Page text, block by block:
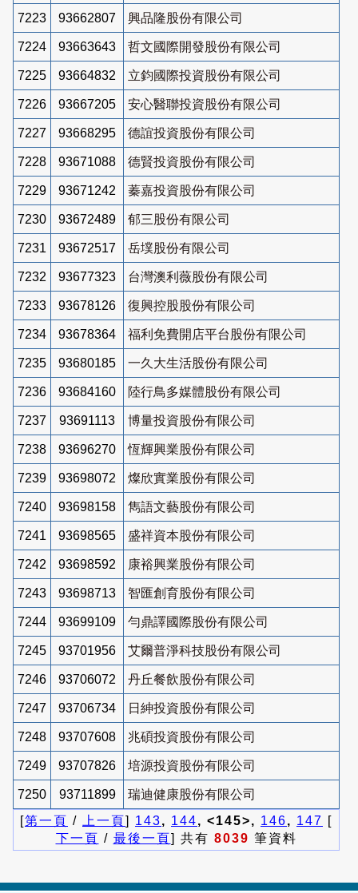
7223 93662807 興品隆股份有限公司
7224 93663643 哲文國際開發股份有限公司
7225 93664832 立鈞國際投資股份有限公司
7226 93667205 安心醫聯投資股份有限公司
7227 93668295 德誼投資股份有限公司
7228 93671088 德賢投資股份有限公司
7229 93671242 蓁嘉投資股份有限公司
7230 93672489 郁三股份有限公司
7231 93672517 岳墣股份有限公司
7232 93677323 台灣澳利薇股份有限公司
7233 93678126 復興控股股份有限公司
7234 93678364 福利免費開店平台股份有限公司
7235 93680185 一久大生活股份有限公司
7236 93684160 陸行鳥多媒體股份有限公司
7237 93691113 博量投資股份有限公司
7238 93696270 恆輝興業股份有限公司
7239 93698072 燦欣實業股份有限公司
7240 93698158 雋語文藝股份有限公司
7241 93698565 盛祥資本股份有限公司
7242 93698592 康裕興業股份有限公司
7243 93698713 智匯創育股份有限公司
7244 93699109 勻鼎譯國際股份有限公司
7245 93701956 艾爾普淨科技股份有限公司
7246 93706072 丹丘餐飲股份有限公司
7247 93706734 日紳投資股份有限公司
7248 93707608 兆碩投資股份有限公司
7249 93707826 培源投資股份有限公司
7250 93711899
瑞迪健康股份有限公司
[第一頁 / 上一頁] 143, 144, <145>, 146, 147 [
下一頁 / 最後一頁] 共有 8039 筆資料